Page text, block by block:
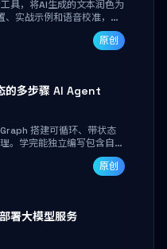
具，将AI生成的文本润色为
实战示例和语音校准，让
习惯，适合内容创作者和技
原创
的多步骤 AI Agent
搭建可循环、带状态
。学完能独立编写包含自动
工作流，并避开递归溢出、
原创
署大模型服务